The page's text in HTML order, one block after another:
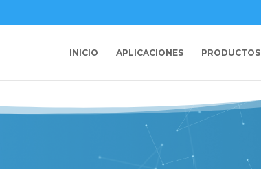
INICIO APLICACIONES PRODUCTOS